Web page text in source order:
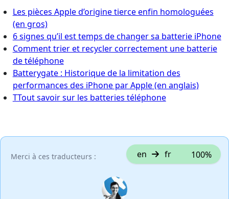
Les pièces Apple d’origine tierce enfin homologuées
(en gros)
6 signes qu’il est temps de changer sa batterie iPhone
Comment trier et recycler correctement une batterie
de téléphone
Batterygate : Historique de la limitation des
performances des iPhone par Apple (en anglais)
TTout savoir sur les batteries téléphone
Merci à ces traducteurs : en fr 100%